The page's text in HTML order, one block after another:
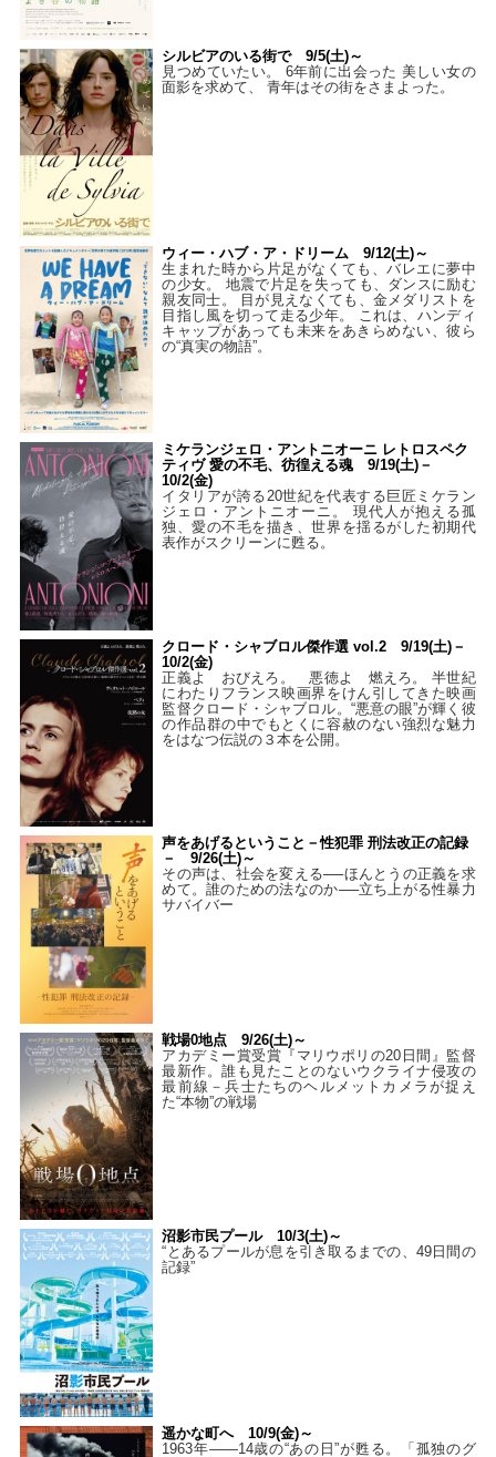
シルビアのいる街で 9/5(土)～
見つめていたい。 6年前に出会った 美しい女の
面影を求めて、 青年はその街をさまよった。
ウィー・ハブ・ア・ドリーム 9/12(土)～
生まれた時から片足がなくても、バレエに夢中
の少女。 地震で片足を失っても、ダンスに励む
親友同士。 目が見えなくても、金メダリストを
目指し風を切って走る少年。 これは、ハンディ
キャップがあっても未来をあきらめない、彼ら
の“真実の物語”。
ミケランジェロ・アントニオーニ レトロスペク
ティヴ 愛の不毛、彷徨える魂 9/19(土)－
10/2(金)
イタリアが誇る20世紀を代表する巨匠ミケラン
ジェロ・アントニオーニ。 現代人が抱える孤
独、愛の不毛を描き、世界を揺るがした初期代
表作がスクリーンに甦る。
クロード・シャブロル傑作選 vol.2 9/19(土)－
10/2(金)
正義よ おびえろ。 悪徳よ 燃えろ。 半世紀
にわたりフランス映画界をけん引してきた映画
監督クロード・シャブロル。“悪意の眼”が輝く彼
の作品群の中でもとくに容赦のない強烈な魅力
をはなつ伝説の３本を公開。
声をあげるということ－性犯罪 刑法改正の記録
－ 9/26(土)～
その声は、社会を変える──ほんとうの正義を求
めて。誰のための法なのか──立ち上がる性暴力
サバイバー
戦場0地点 9/26(土)～
アカデミー賞受賞『マリウポリの20日間』監督
最新作。誰も見たことのないウクライナ侵攻の
最前線－兵士たちのヘルメットカメラが捉え
た“本物”の戦場
沼影市民プール 10/3(土)～
“とあるプールが息を引き取るまでの、49日間の
記録”
遥かな町へ 10/9(金)～
1963年――14歳の“あの日”が甦る。「孤独のグ